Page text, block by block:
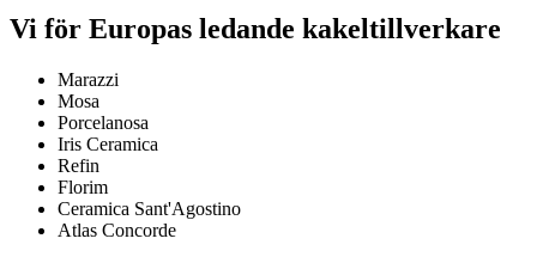
Vi för Europas ledande kakeltillverkare
Marazzi
Mosa
Porcelanosa
Iris Ceramica
Refin
Florim
Ceramica Sant'Agostino
Atlas Concorde